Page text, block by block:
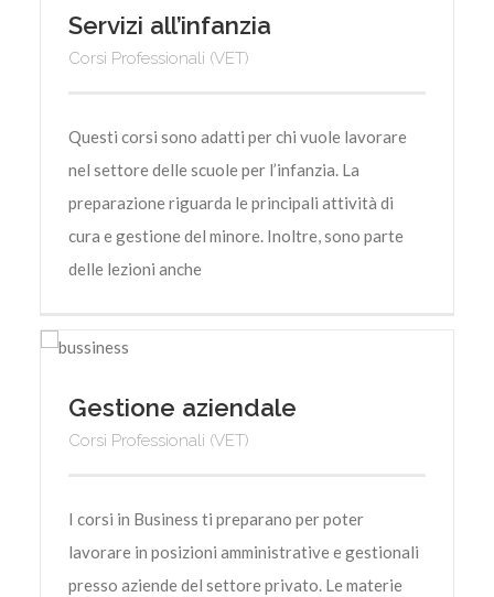
Servizi all’infanzia
Corsi Professionali (VET)
Questi corsi sono adatti per chi vuole lavorare
nel settore delle scuole per l’infanzia. La
preparazione riguarda le principali attività di
cura e gestione del minore. Inoltre, sono parte
delle lezioni anche
Gestione aziendale
Corsi Professionali (VET)
I corsi in Business ti preparano per poter
lavorare in posizioni amministrative e gestionali
presso aziende del settore privato. Le materie